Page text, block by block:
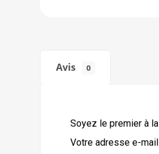
Avis 0
Soyez le premier à
Votre adresse e-